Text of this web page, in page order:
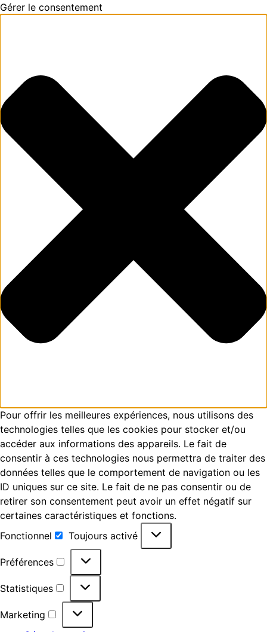
Gérer le consentement
Pour offrir les meilleures expériences, nous utilisons des
technologies telles que les cookies pour stocker et/ou
accéder aux informations des appareils. Le fait de
consentir à ces technologies nous permettra de traiter des
données telles que le comportement de navigation ou les
ID uniques sur ce site. Le fait de ne pas consentir ou de
retirer son consentement peut avoir un effet négatif sur
certaines caractéristiques et fonctions.
Fonctionnel
Toujours activé
Préférences
Statistiques
Marketing